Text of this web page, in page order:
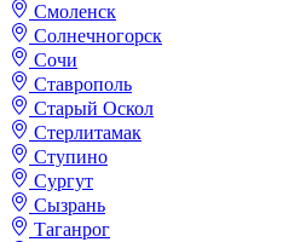
Смоленск
Солнечногорск
Сочи
Ставрополь
Старый Оскол
Стерлитамак
Ступино
Сургут
Сызрань
Таганрог